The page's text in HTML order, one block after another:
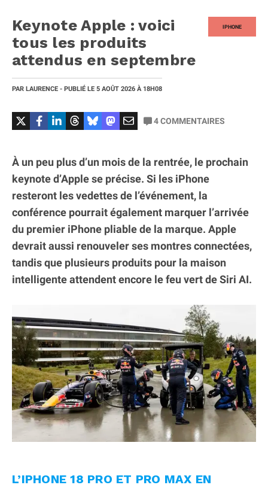
IPHONE
Keynote Apple : voici
tous les produits
attendus en septembre
PAR LAURENCE - PUBLIÉ LE 5 AOÛT 2026 À 18H08
4COMMENTAIRES
À un peu plus d’un mois de la rentrée, le prochain
keynote d’Apple se précise. Si les iPhone
resteront les vedettes de l’événement, la
conférence pourrait également marquer l’arrivée
du premier iPhone pliable de la marque. Apple
devrait aussi renouveler ses montres connectées,
tandis que plusieurs produits pour la maison
intelligente attendent encore le feu vert de Siri AI.
L’IPHONE 18 PRO ET PRO MAX EN